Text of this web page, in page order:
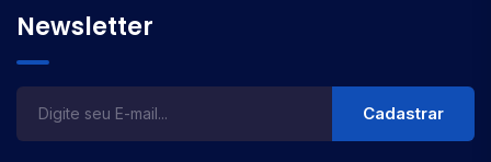
Newsletter
Cadastrar